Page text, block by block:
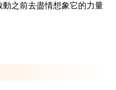
之前去盡情想象它的力量